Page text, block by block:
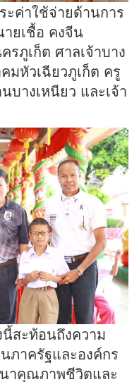
ะค่าใช้จ่ายด้านการ
ยเชื้อ คงจีน
ภูเก็ต ศาลเจ้าบาง
มหัวเฉียวภูเก็ต ครู
บางเหนียว และเจ้า
สะท้อนถึงความ
ภาครัฐและองค์กร
าคุณภาพชีวิตและ